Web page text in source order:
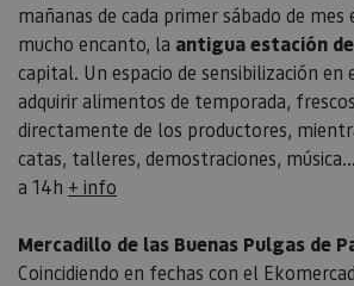
mañanas de cada primer sábado de mes
mucho encanto, la antigua estación
capital. Un espacio de sensibilización en
adquirir alimentos de temporada,
directamente de los productores,
catas, talleres, demostraciones,
a 14h + info
Mercadillo de las Buenas Pulgas de
Coincidiendo en fechas con el